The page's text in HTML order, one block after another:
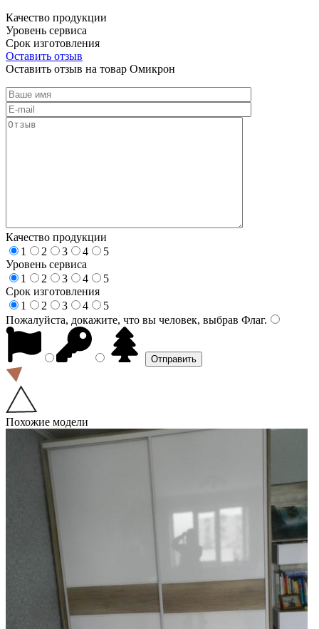
Качество продукции
Уровень сервиса
Срок изготовления
Оставить отзыв
Оставить отзыв на товар Омикрон
Качество продукции
1
2 3 4
5
Уровень сервиса
1
2 3 4
5
Срок изготовления
1
2 3 4
5
Пожалуйста, докажите, что вы человек, выбрав Флаг.
Похожие модели